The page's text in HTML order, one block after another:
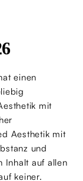
einen
mit
Aesthetik mit
und
Inhalt auf allen
keiner.